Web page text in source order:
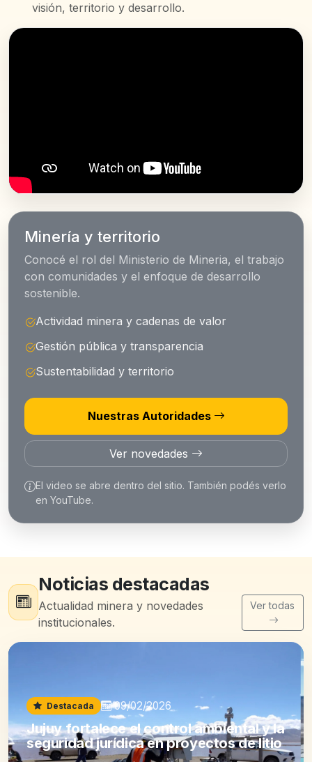
visión, territorio y desarrollo.
Minería y territorio
Conocé el rol del Ministerio de Mineria, el trabajo
con comunidades y el enfoque de desarrollo
sostenible.
Actividad minera y cadenas de valor
Gestión pública y transparencia
Sustentabilidad y territorio
Nuestras Autoridades
Ver novedades
El video se abre dentro del sitio. También podés verlo
en YouTube.
Noticias destacadas
Actualidad minera y novedades
institucionales.
Ver todas
Destacada 09/02/2026
Jujuy fortalece el control ambiental y la
seguridad jurídica en proyectos de litio